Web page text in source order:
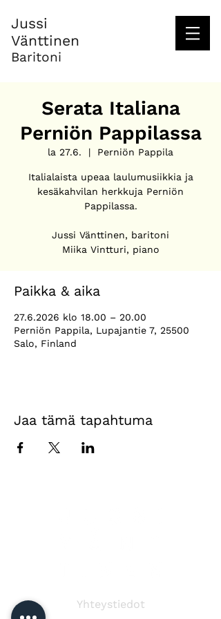
Jussi
Vänttinen
Baritoni
Serata Italiana
Perniön Pappilassa
la 27.6.
  |
Perniön Pappila
Italialaista upeaa laulumusiikkia ja
kesäkahvilan herkkuja Perniön
Pappilassa.
Jussi Vänttinen, baritoni
Miika Vintturi, piano
Paikka & aika
27.6.2026 klo 18.00 – 20.00
Perniön Pappila, Lupajantie 7, 25500
Salo, Finland
Jaa tämä tapahtuma
Yhteystiedot